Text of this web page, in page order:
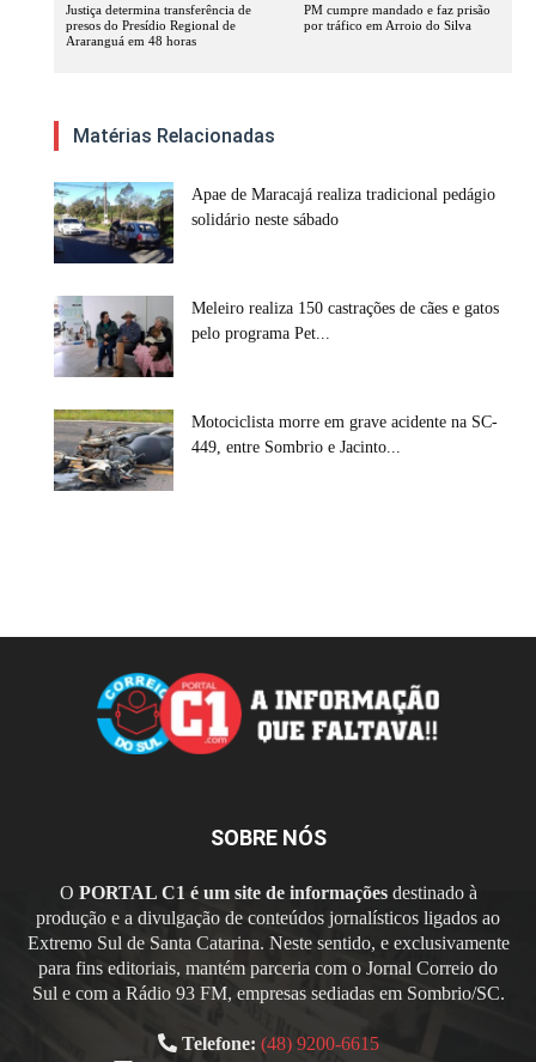
Justiça determina transferência de
presos do Presídio Regional de
Araranguá em 48 horas
PM cumpre mandado e faz prisão
por tráfico em Arroio do Silva
Matérias Relacionadas
Apae de Maracajá realiza tradicional pedágio
solidário neste sábado
Meleiro realiza 150 castrações de cães e gatos
pelo programa Pet...
Motociclista morre em grave acidente na SC-
449, entre Sombrio e Jacinto...
SOBRE NÓS
O PORTAL C1 é um site de informaçõesdestinado à
produção e a divulgação de conteúdos jornalísticos ligados ao
Extremo Sul de Santa Catarina. Neste sentido, e exclusivamente
para fins editoriais, mantém parceria com o Jornal Correio do
Sul e com a Rádio 93 FM, empresas sediadas em Sombrio/SC.
Telefone: (48) 9200-6615